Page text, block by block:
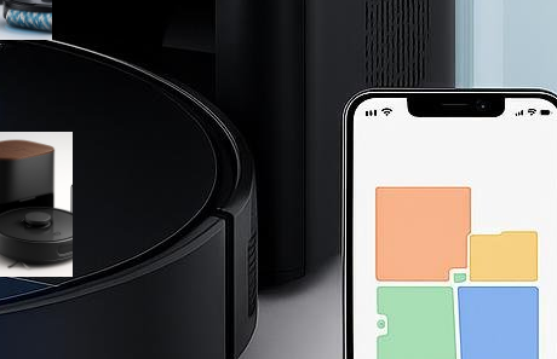
SwitchBot K11+ robot
aspirapolvere e
lavapavimenti, minimo
storico su Amazon